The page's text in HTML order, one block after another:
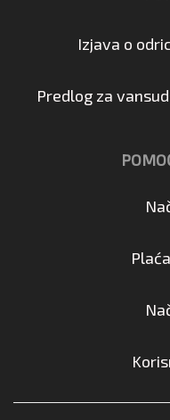
Izjava o
Predlog za